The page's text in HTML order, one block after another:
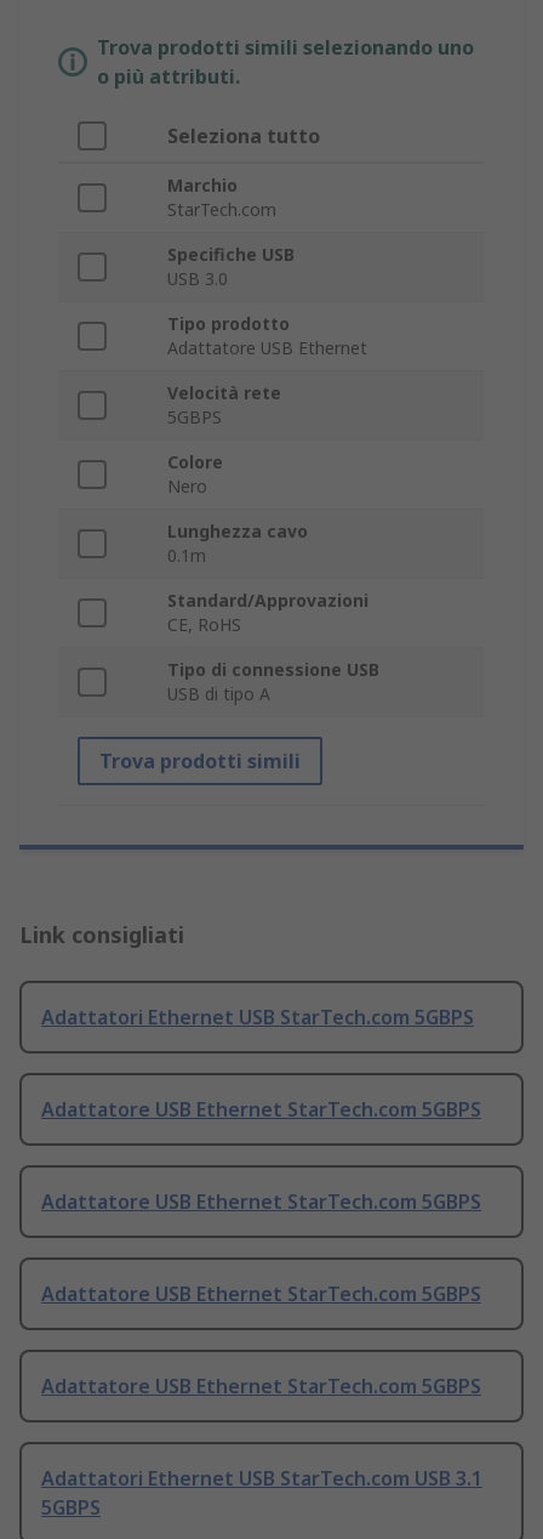
Trova prodotti simili selezionando uno
o più attributi.
Seleziona tutto
Marchio
StarTech.com
Specifiche USB
USB 3.0
Tipo prodotto
Adattatore USB Ethernet
Velocità rete
5GBPS
Colore
Nero
Lunghezza cavo
0.1m
Standard/Approvazioni
CE, RoHS
Tipo di connessione USB
USB di tipo A
Trova prodotti simili
Link consigliati
Adattatori Ethernet USB StarTech.com 5GBPS
Adattatore USB Ethernet StarTech.com 5GBPS
Adattatore USB Ethernet StarTech.com 5GBPS
Adattatore USB Ethernet StarTech.com 5GBPS
Adattatore USB Ethernet StarTech.com 5GBPS
Adattatori Ethernet USB StarTech.com USB 3.1
5GBPS